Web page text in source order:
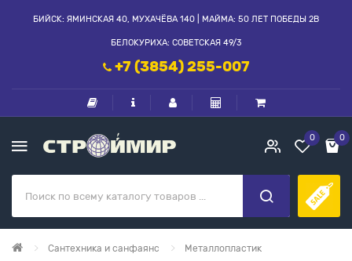
БИЙСК: ЯМИНСКАЯ 40, МУХАЧЁВА 140 | МАЙМА: 50 ЛЕТ ПОБЕДЫ 2В
БЕЛОКУРИХА: СОВЕТСКАЯ 49/3
+7 (3854) 255-007
0 0
Сантехника и санфаянс
Металлопластик